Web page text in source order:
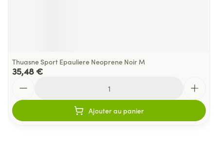
Thuasne Sport Epauliere Neoprene Noir M
35,48 €
Ajouter au panier